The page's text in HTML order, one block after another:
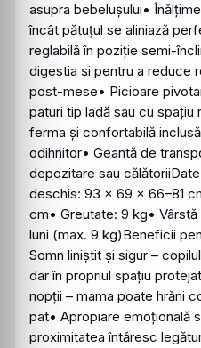
asupra bebelușului•
încât pătuțul se aliniază
reglabilă în poziție semi-
digestia și pentru a reduce
post-mese• Picioare
paturi tip ladă sau cu
ferma și confortabilă
odihnitor• Geantă de
depozitare sau
deschis: 93 × 69 × 66–81
cm• Greutate: 9 kg•
luni (max. 9 kg)Beneficii
Somn liniștit și sigur –
dar în propriul spațiu
nopții – mama poate hrăni
pat• Apropiare emoțională
proximitatea întăresc